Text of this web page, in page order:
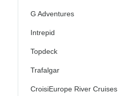
G Adventures
Intrepid
Topdeck
Trafalgar
CroisiEurope River Cruises